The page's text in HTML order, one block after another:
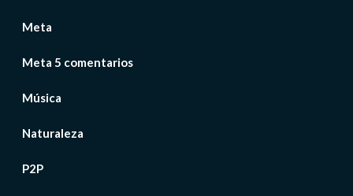
Meta
Meta 5 comentarios
Música
Naturaleza
P2P